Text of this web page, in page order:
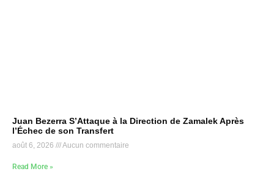
Juan Bezerra S’Attaque à la Direction de Zamalek Après
l’Échec de son Transfert
août 6, 2026 Aucun commentaire
Read More »